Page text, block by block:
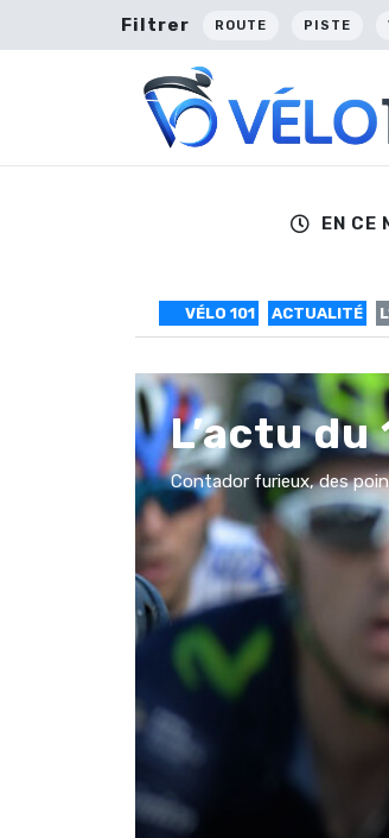
Filtrer ROUTE PISTE
EN CE
VÉLO 101 ACTUALITÉ
L’actu du
Contador furieux, des